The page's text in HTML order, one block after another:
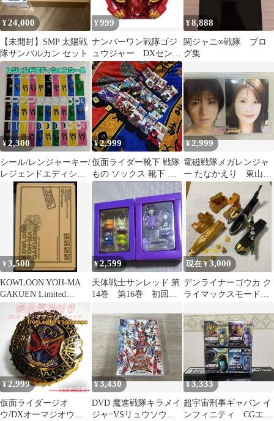
¥24,000
【未開封】SMP 太陽戦
隊サンバルカン セット
¥ 999
ナンバーワン戦隊ゴジ
ュウジャー DXセンタ
イリング テガソード
レッド
¥8,888
関ジャニ∞戦隊 ブロ
グ集
¥2,300
シール/レンジャーキー/
レジェンドエディショ
ン付属品/ゴーカイジャ
¥2,999
仮面ライダー靴下 戦隊
もの ソックス 靴下 キ
ャラクターソックス レ
ンジャー靴下
¥2,999
電磁戦隊メガレンジャ
ー たなかえり 東山麻
美 トレカ イベント
限定
¥3,500
KOWLOON YOH-MA
GAKUEN Limited
Edition
¥2,599
天体戦士サンレッド 第
14巻 第16巻 初回限
ュア
現在 ¥3,000
デンライナーゴウカ ク
ライマックスモード
点
¥2,999
仮面ライダージオ
ウ/DXオーマジオウラ
¥3,430
DVD 魔進戦隊キラメイ
ジャｰVSリュウソウジ
¥3,333
超宇宙刑事ギャバン イ
ンフィニティ CGエモ